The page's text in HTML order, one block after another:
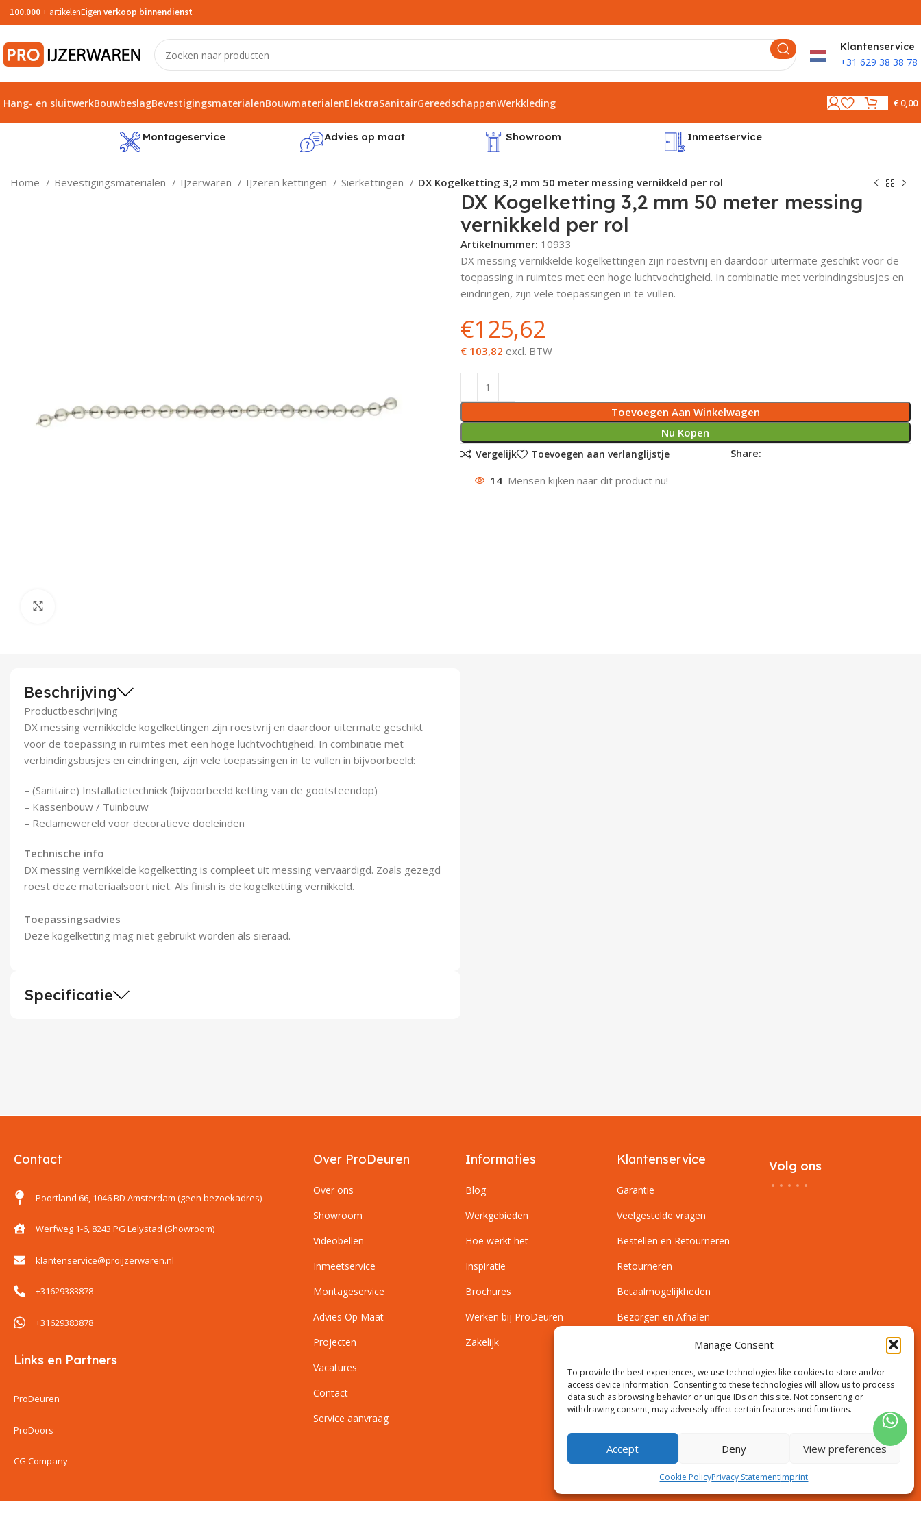
Manage Consent
To provide the best experiences, we use technologies like cookies to store and/or
access device information. Consenting to these technologies will allow us to process
data such as browsing behavior or unique IDs on this site. Not consenting or
withdrawing consent, may adversely affect certain features and functions.
Accept Deny View preferences
Cookie PolicyPrivacy StatementImprint
100.000+ artikelenEigen verkoop binnendienst
Klantenservice
+31 629 38 38 78
Hang- en sluitwerkBouwbeslagBevestigingsmaterialenBouwmaterialenElektraSanitairGereedschappenWerkkleding €0,00
Montageservice Advies op maat Showroom Inmeetservice
Home Bevestigingsmaterialen IJzerwaren IJzeren kettingen Sierkettingen DX Kogelketting 3,2 mm 50 meter messing vernikkeld per rol
DX Kogelketting 3,2 mm 50 meter messing
vernikkeld per rol
Artikelnummer: 10933
DX messing vernikkelde kogelkettingen zijn roestvrij en daardoor uitermate geschikt voor de
toepassing in ruimtes met een hoge luchtvochtigheid. In combinatie met verbindingsbusjes en
eindringen, zijn vele toepassingen in te vullen.
€125,62
€ 103,82 excl. BTW
Toevoegen Aan Winkelwagen
Nu Kopen
Vergelijk Toevoegen aan verlanglijstje Share:
14 Mensen kijken naar dit product nu!
Beschrijving
Productbeschrijving
DX messing vernikkelde kogelkettingen zijn roestvrij en daardoor uitermate geschikt
voor de toepassing in ruimtes met een hoge luchtvochtigheid. In combinatie met
verbindingsbusjes en eindringen, zijn vele toepassingen in te vullen in bijvoorbeeld:
– (Sanitaire) Installatietechniek (bijvoorbeeld ketting van de gootsteendop)
– Kassenbouw / Tuinbouw
– Reclamewereld voor decoratieve doeleinden
Technische info
DX messing vernikkelde kogelketting is compleet uit messing vervaardigd. Zoals gezegd
roest deze materiaalsoort niet. Als finish is de kogelketting vernikkeld.
Toepassingsadvies
Deze kogelketting mag niet gebruikt worden als sieraad.
Specificatie
Contact
Poortland 66, 1046 BD Amsterdam (geen bezoekadres)
Werfweg 1-6, 8243 PG Lelystad (Showroom)
klantenservice@proijzerwaren.nl
+31629383878
+31629383878
Links en Partners
ProDeuren
ProDoors
CG Company
Over ProDeuren
Over ons
Showroom
Videobellen
Inmeetservice
Montageservice
Advies Op Maat
Projecten
Vacatures
Contact
Service aanvraag
Informaties
Blog
Werkgebieden
Hoe werkt het
Inspiratie
Brochures
Werken bij ProDeuren
Zakelijk
Klantenservice
Garantie
Veelgestelde vragen
Bestellen en Retourneren
Retourneren
Betaalmogelijkheden
Bezorgen en Afhalen
Leveringsvoorwaarden
Montagevoorwaarden
Inmeetservice Voorwaarden
Volg ons